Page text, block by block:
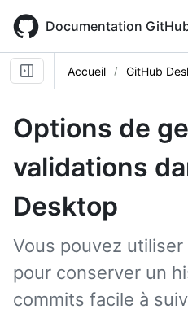
main
content
Documentation
Accueil GitHub
Options de
validations
Desktop
Vous pouvez
pour conserver un
commits facile à